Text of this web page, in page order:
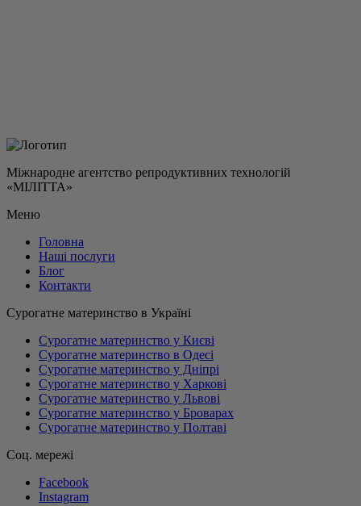
Міжнародне агентство репродуктивних технологій
«МІЛІТТА»
Меню
Головна
Наші послуги
Блог
Контакти
Сурогатне материнство в Україні
Сурогатне материнство у Києві
Сурогатне материнство в Одесі
Сурогатне материнство у Дніпрі
Сурогатне материнство у Харкові
Сурогатне материнство у Львові
Сурогатне материнство у Броварах
Сурогатне материнство у Полтаві
Соц. мережі
Facebook
Instagram